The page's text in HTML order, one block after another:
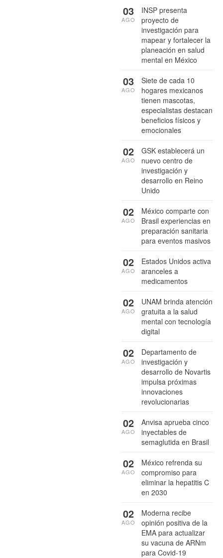
INSP presenta
proyecto de
investigación para
mapear y fortalecer la
planeación en salud
mental en México
03
AGO
Siete de cada 10
hogares mexicanos
tienen mascotas,
especialistas destacan
beneficios físicos y
emocionales
03
AGO
GSK establecerá un
nuevo centro de
investigación y
desarrollo en Reino
Unido
02
AGO
México comparte con
Brasil experiencias en
preparación sanitaria
para eventos masivos
02
AGO
Estados Unidos activa
aranceles a
medicamentos
02
AGO
UNAM brinda atención
gratuita a la salud
mental con tecnología
digital
02
AGO
Departamento de
investigación y
desarrollo de Novartis
impulsa próximas
innovaciones
revolucionarias
02
AGO
Anvisa aprueba cinco
inyectables de
semaglutida en Brasil
02
AGO
México refrenda su
compromiso para
eliminar la hepatitis C
en 2030
02
AGO
Moderna recibe
opinión positiva de la
EMA para actualizar
su vacuna de ARNm
para Covid-19
02
AGO